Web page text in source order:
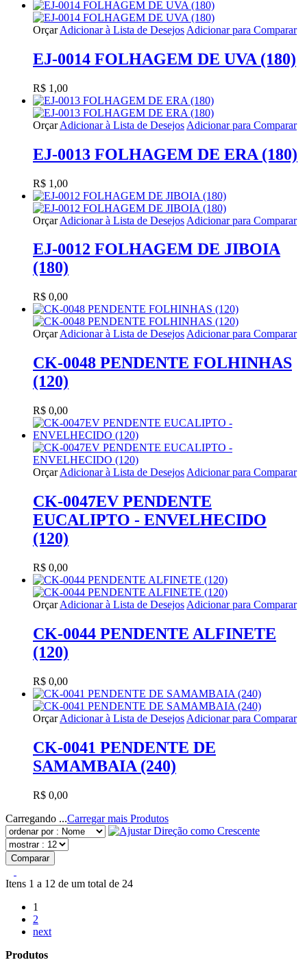
Orçar Adicionar à Lista de Desejos Adicionar para Comparar
EJ-0014 FOLHAGEM DE UVA (180)
R$ 1,00
Orçar Adicionar à Lista de Desejos Adicionar para Comparar
EJ-0013 FOLHAGEM DE ERA (180)
R$ 1,00
Orçar Adicionar à Lista de Desejos Adicionar para Comparar
EJ-0012 FOLHAGEM DE JIBOIA
(180)
R$ 0,00
Orçar Adicionar à Lista de Desejos Adicionar para Comparar
CK-0048 PENDENTE FOLHINHAS
(120)
R$ 0,00
Orçar Adicionar à Lista de Desejos Adicionar para Comparar
CK-0047EV PENDENTE
EUCALIPTO - ENVELHECIDO
(120)
R$ 0,00
Orçar Adicionar à Lista de Desejos Adicionar para Comparar
CK-0044 PENDENTE ALFINETE
(120)
R$ 0,00
Orçar Adicionar à Lista de Desejos Adicionar para Comparar
CK-0041 PENDENTE DE
SAMAMBAIA (240)
R$ 0,00
Carregando ...Carregar mais Produtos
Comparar
Itens 1 a 12 de um total de 24
1
2
next
Produtos